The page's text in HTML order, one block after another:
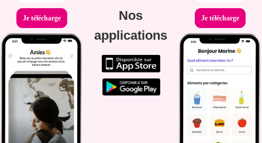
Je télécharge
Nos
applications
Je télécharge